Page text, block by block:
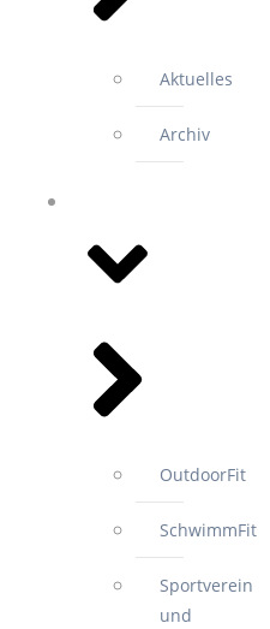
Aktuelles
Archiv
OutdoorFit
SchwimmFit
Sportverein
und